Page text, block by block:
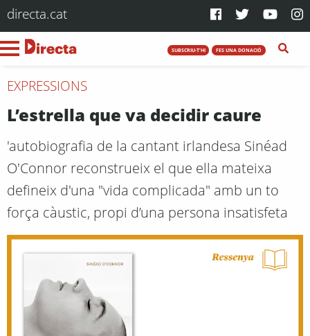
directa.cat
SUBSCRIU-T'HI FES UNA DONACIÓ
EXPRESSIONS
L’estrella que va decidir caure
'autobiografia de la cantant irlandesa Sinéad
O'Connor reconstrueix el que ella mateixa
defineix d'una "vida complicada" amb un to
força càustic, propi d’una persona insatisfeta